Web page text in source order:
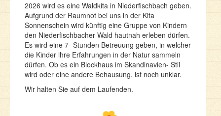
2026 wird es eine Waldkita in Niederfischbach geben.
Aufgrund der Raumnot bei uns in der Kita
Sonnenschein wird künftig eine Gruppe von Kindern
den Niederfischbacher Wald hautnah erleben dürfen.
Es wird eine 7- Stunden Betreuung geben, in welcher
die Kinder ihre Erfahrungen in der Natur sammeln
dürfen. Ob es ein Blockhaus im Skandinavien- Stil
wird oder eine andere Behausung, ist noch unklar.
Wir halten Sie auf dem Laufenden.